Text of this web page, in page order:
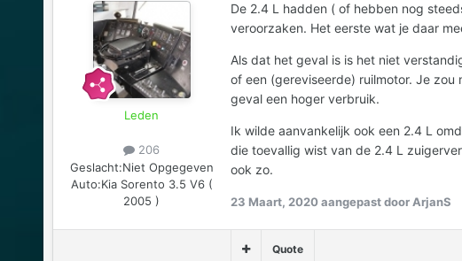
Leden
206
Geslacht:Niet Opgegeven
Auto:Kia Sorento 3.5 V6 (
2005 )
De 2.4 L hadden ( of hebben nog
veroorzaken. Het eerste wat je daar
Als dat het geval is is het niet
of een (gereviseerde) ruilmotor. Je
geval een hoger verbruik.
Ik wilde aanvankelijk ook een 2.4 L
die toevallig wist van de 2.4 L
ook zo.
23 Maart, 2020aangepast door ArjanS
Quote